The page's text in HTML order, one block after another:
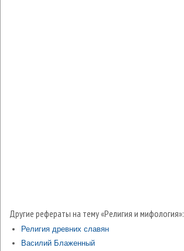
Другие рефераты на тему «Религия и мифология»:
Религия древних славян
Василий Блаженный